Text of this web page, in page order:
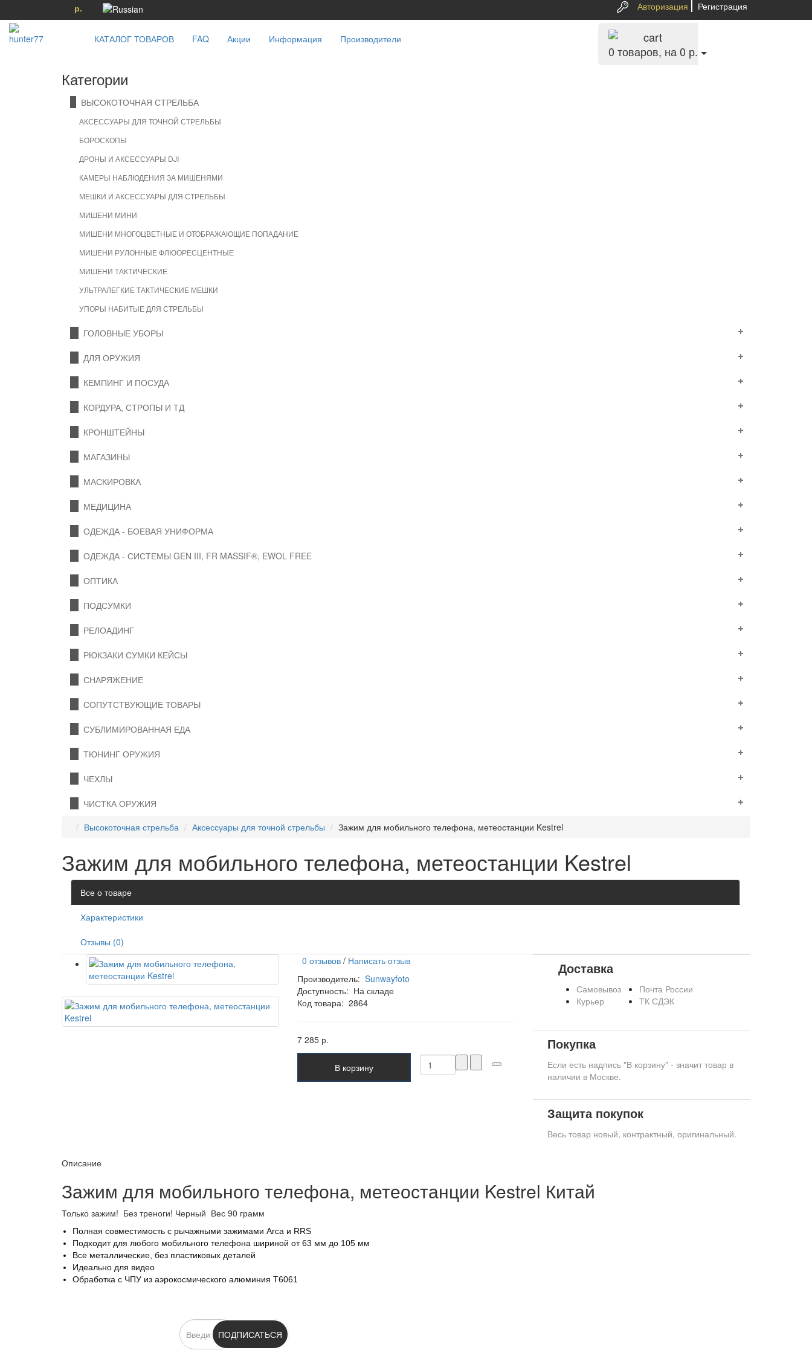
р. Авторизация Регистрация
КАТАЛОГ ТОВАРОВ FAQ Акции Информация Производители
0 товаров, на 0 р.
Категории
ВЫСОКОТОЧНАЯ СТРЕЛЬБА
АКСЕССУАРЫ ДЛЯ ТОЧНОЙ СТРЕЛЬБЫ
БОРОСКОПЫ
ДРОНЫ И АКСЕССУАРЫ DJI
КАМЕРЫ НАБЛЮДЕНИЯ ЗА МИШЕНЯМИ
МЕШКИ И АКСЕССУАРЫ ДЛЯ СТРЕЛЬБЫ
МИШЕНИ МИНИ
МИШЕНИ МНОГОЦВЕТНЫЕ И ОТОБРАЖАЮЩИЕ ПОПАДАНИЕ
МИШЕНИ РУЛОННЫЕ ФЛЮОРЕСЦЕНТНЫЕ
МИШЕНИ ТАКТИЧЕСКИЕ
УЛЬТРАЛЕГКИЕ ТАКТИЧЕСКИЕ МЕШКИ
УПОРЫ НАБИТЫЕ ДЛЯ СТРЕЛЬБЫ
ГОЛОВНЫЕ УБОРЫ
ДЛЯ ОРУЖИЯ
КЕМПИНГ И ПОСУДА
КОРДУРА, СТРОПЫ И ТД
КРОНШТЕЙНЫ
МАГАЗИНЫ
МАСКИРОВКА
МЕДИЦИНА
ОДЕЖДА - БОЕВАЯ УНИФОРМА
ОДЕЖДА - СИСТЕМЫ GEN III, FR MASSIF®, EWOL FREE
ОПТИКА
ПОДСУМКИ
РЕЛОАДИНГ
РЮКЗАКИ СУМКИ КЕЙСЫ
СНАРЯЖЕНИЕ
СОПУТСТВУЮЩИЕ ТОВАРЫ
СУБЛИМИРОВАННАЯ ЕДА
ТЮНИНГ ОРУЖИЯ
ЧЕХЛЫ
ЧИСТКА ОРУЖИЯ
Высокоточная стрельба
Аксессуары для точной стрельбы Зажим для мобильного телефона, метеостанции Kestrel
Зажим для мобильного телефона, метеостанции Kestrel
Все о товаре
Характеристики
Отзывы (0)
0 отзывов / Написать отзыв
Производитель: Sunwayfoto
Доступность: На складе
Код товара: 2864
7 285 р.
В корзину
Доставка
Самовывоз
Курьер
Почта России
ТК СДЭК
Покупка
Если есть надпись "В корзину" - значит товар в
наличии в Москве.
Защита покупок
Весь товар новый, контрактный, оригинальный.
Описание
Зажим для мобильного телефона, метеостанции Kestrel Китай
Только зажим! Без треноги! Черный Вес 90 грамм
Полная совместимость с рычажными зажимами Arca и RRS
Подходит для любого мобильного телефона шириной от 63 мм до 105 мм
Все металлические, без пластиковых деталей
Идеально для видео
Обработка с ЧПУ из аэрокосмического алюминия T6061
ПОДПИСАТЬСЯ